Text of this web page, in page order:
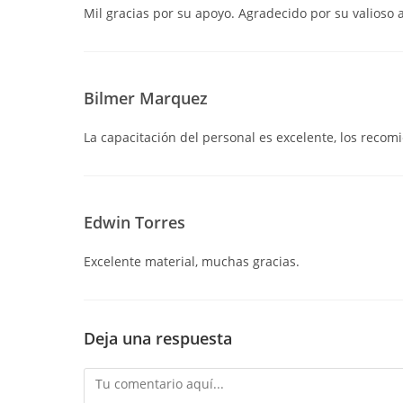
Mil gracias por su apoyo. Agradecido por su valioso
Bilmer Marquez
La capacitación del personal es excelente, los
Edwin Torres
Excelente material, muchas gracias.
Deja una respuesta
Comentario